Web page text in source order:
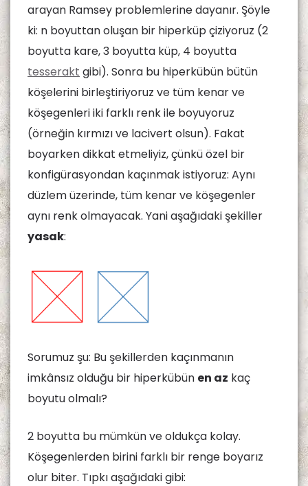
arayan Ramsey problemlerine dayanır. Şöyle
ki: n boyuttan oluşan bir hiperküp çiziyoruz (2
boyutta kare, 3 boyutta küp, 4 boyutta
tesserakt gibi). Sonra bu hiperkübün bütün
köşelerini birleştiriyoruz ve tüm kenar ve
köşegenleri iki farklı renk ile boyuyoruz
(örneğin kırmızı ve lacivert olsun). Fakat
boyarken dikkat etmeliyiz, çünkü özel bir
konfigürasyondan kaçınmak istiyoruz: Aynı
düzlem üzerinde, tüm kenar ve köşegenler
aynı renk olmayacak. Yani aşağıdaki şekiller
yasak:
Sorumuz şu: Bu şekillerden kaçınmanın
imkânsız olduğu bir hiperkübün en az kaç
boyutu olmalı?
2 boyutta bu mümkün ve oldukça kolay.
Köşegenlerden birini farklı bir renge boyarız
olur biter. Tıpkı aşağıdaki gibi: